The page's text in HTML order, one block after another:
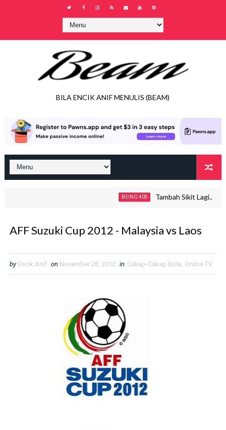
BILA ENCIK ANIF MENULIS (BEAM)
BEING 40S Tambah Sikit Lagi..
AFF Suzuki Cup 2012 - Malaysia vs Laos
by Encik Anif on November 28, 2012 in Cakap-Cakap Bola, Online TV